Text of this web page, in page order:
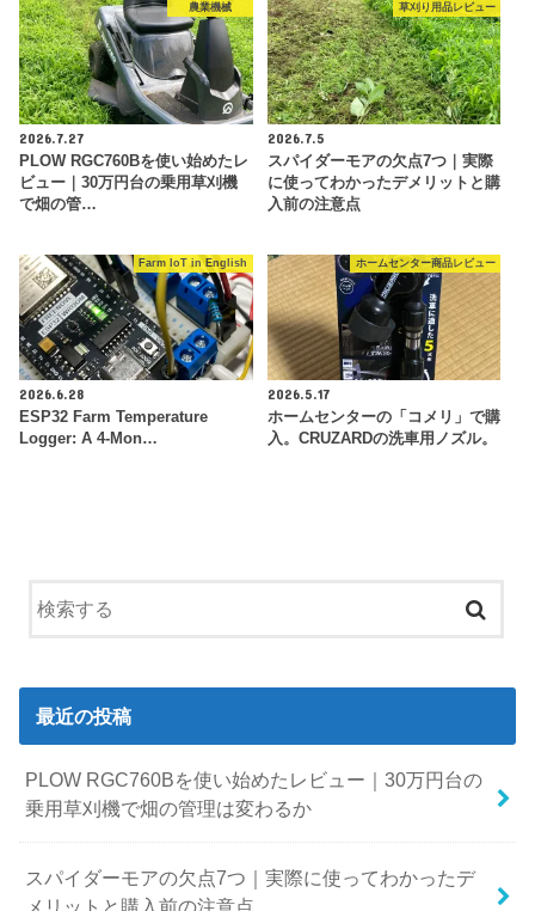
農業機械
2026.7.27
PLOW RGC760Bを使い始めたレ
ビュー｜30万円台の乗用草刈機
で畑の管…
草刈り用品レビュー
2026.7.5
スパイダーモアの欠点7つ｜実際
に使ってわかったデメリットと購
入前の注意点
Farm IoT in English
2026.6.28
ESP32 Farm Temperature
Logger: A 4-Mon…
ホームセンター商品レビュー
2026.5.17
ホームセンターの「コメリ」で購
入。CRUZARDの洗車用ノズル。
最近の投稿
PLOW RGC760Bを使い始めたレビュー｜30万円台の
乗用草刈機で畑の管理は変わるか
スパイダーモアの欠点7つ｜実際に使ってわかったデ
メリットと購入前の注意点